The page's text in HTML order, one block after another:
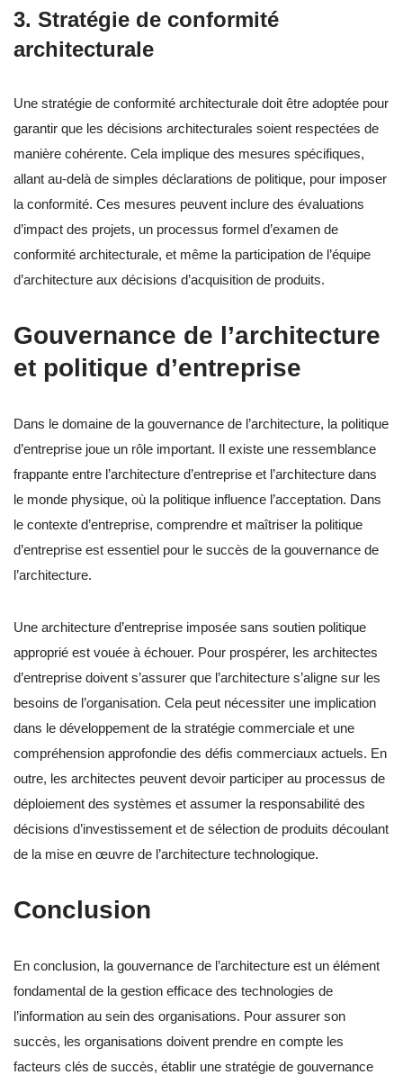
3. Stratégie de conformité
architecturale
Une stratégie de conformité architecturale doit être adoptée pour
garantir que les décisions architecturales soient respectées de
manière cohérente. Cela implique des mesures spécifiques,
allant au-delà de simples déclarations de politique, pour imposer
la conformité. Ces mesures peuvent inclure des évaluations
d’impact des projets, un processus formel d’examen de
conformité architecturale, et même la participation de l’équipe
d’architecture aux décisions d’acquisition de produits.
Gouvernance de l’architecture
et politique d’entreprise
Dans le domaine de la gouvernance de l’architecture, la politique
d’entreprise joue un rôle important. Il existe une ressemblance
frappante entre l’architecture d’entreprise et l’architecture dans
le monde physique, où la politique influence l’acceptation. Dans
le contexte d’entreprise, comprendre et maîtriser la politique
d’entreprise est essentiel pour le succès de la gouvernance de
l’architecture.
Une architecture d’entreprise imposée sans soutien politique
approprié est vouée à échouer. Pour prospérer, les architectes
d’entreprise doivent s’assurer que l’architecture s’aligne sur les
besoins de l’organisation. Cela peut nécessiter une implication
dans le développement de la stratégie commerciale et une
compréhension approfondie des défis commerciaux actuels. En
outre, les architectes peuvent devoir participer au processus de
déploiement des systèmes et assumer la responsabilité des
décisions d’investissement et de sélection de produits découlant
de la mise en œuvre de l’architecture technologique.
Conclusion
En conclusion, la gouvernance de l’architecture est un élément
fondamental de la gestion efficace des technologies de
l’information au sein des organisations. Pour assurer son
succès, les organisations doivent prendre en compte les
facteurs clés de succès, établir une stratégie de gouvernance